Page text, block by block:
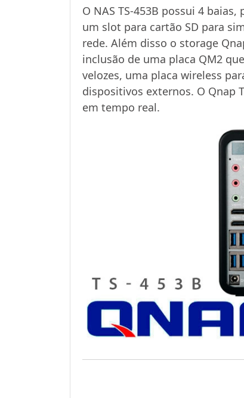
O NAS TS-453B possui 4
um slot para cartão SD para
rede. Além disso o storage
inclusão de uma placa QM2
velozes, uma placa wireless
dispositivos externos. O Qnap
em tempo real.